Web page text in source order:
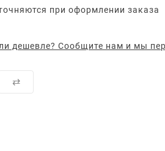
при оформлении заказа
дешевле? Сообщите нам и мы
⇄